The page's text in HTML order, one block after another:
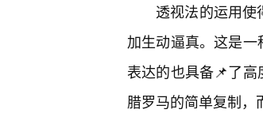
透视法的运用
加生动逼真。这是
表达的也具备📌了
腊罗马的简单复制，